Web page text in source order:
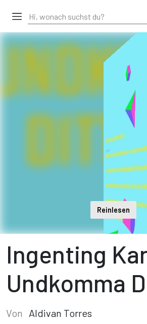
Reinlesen
Ingenting
Undkomma
Von Aldivan Torres